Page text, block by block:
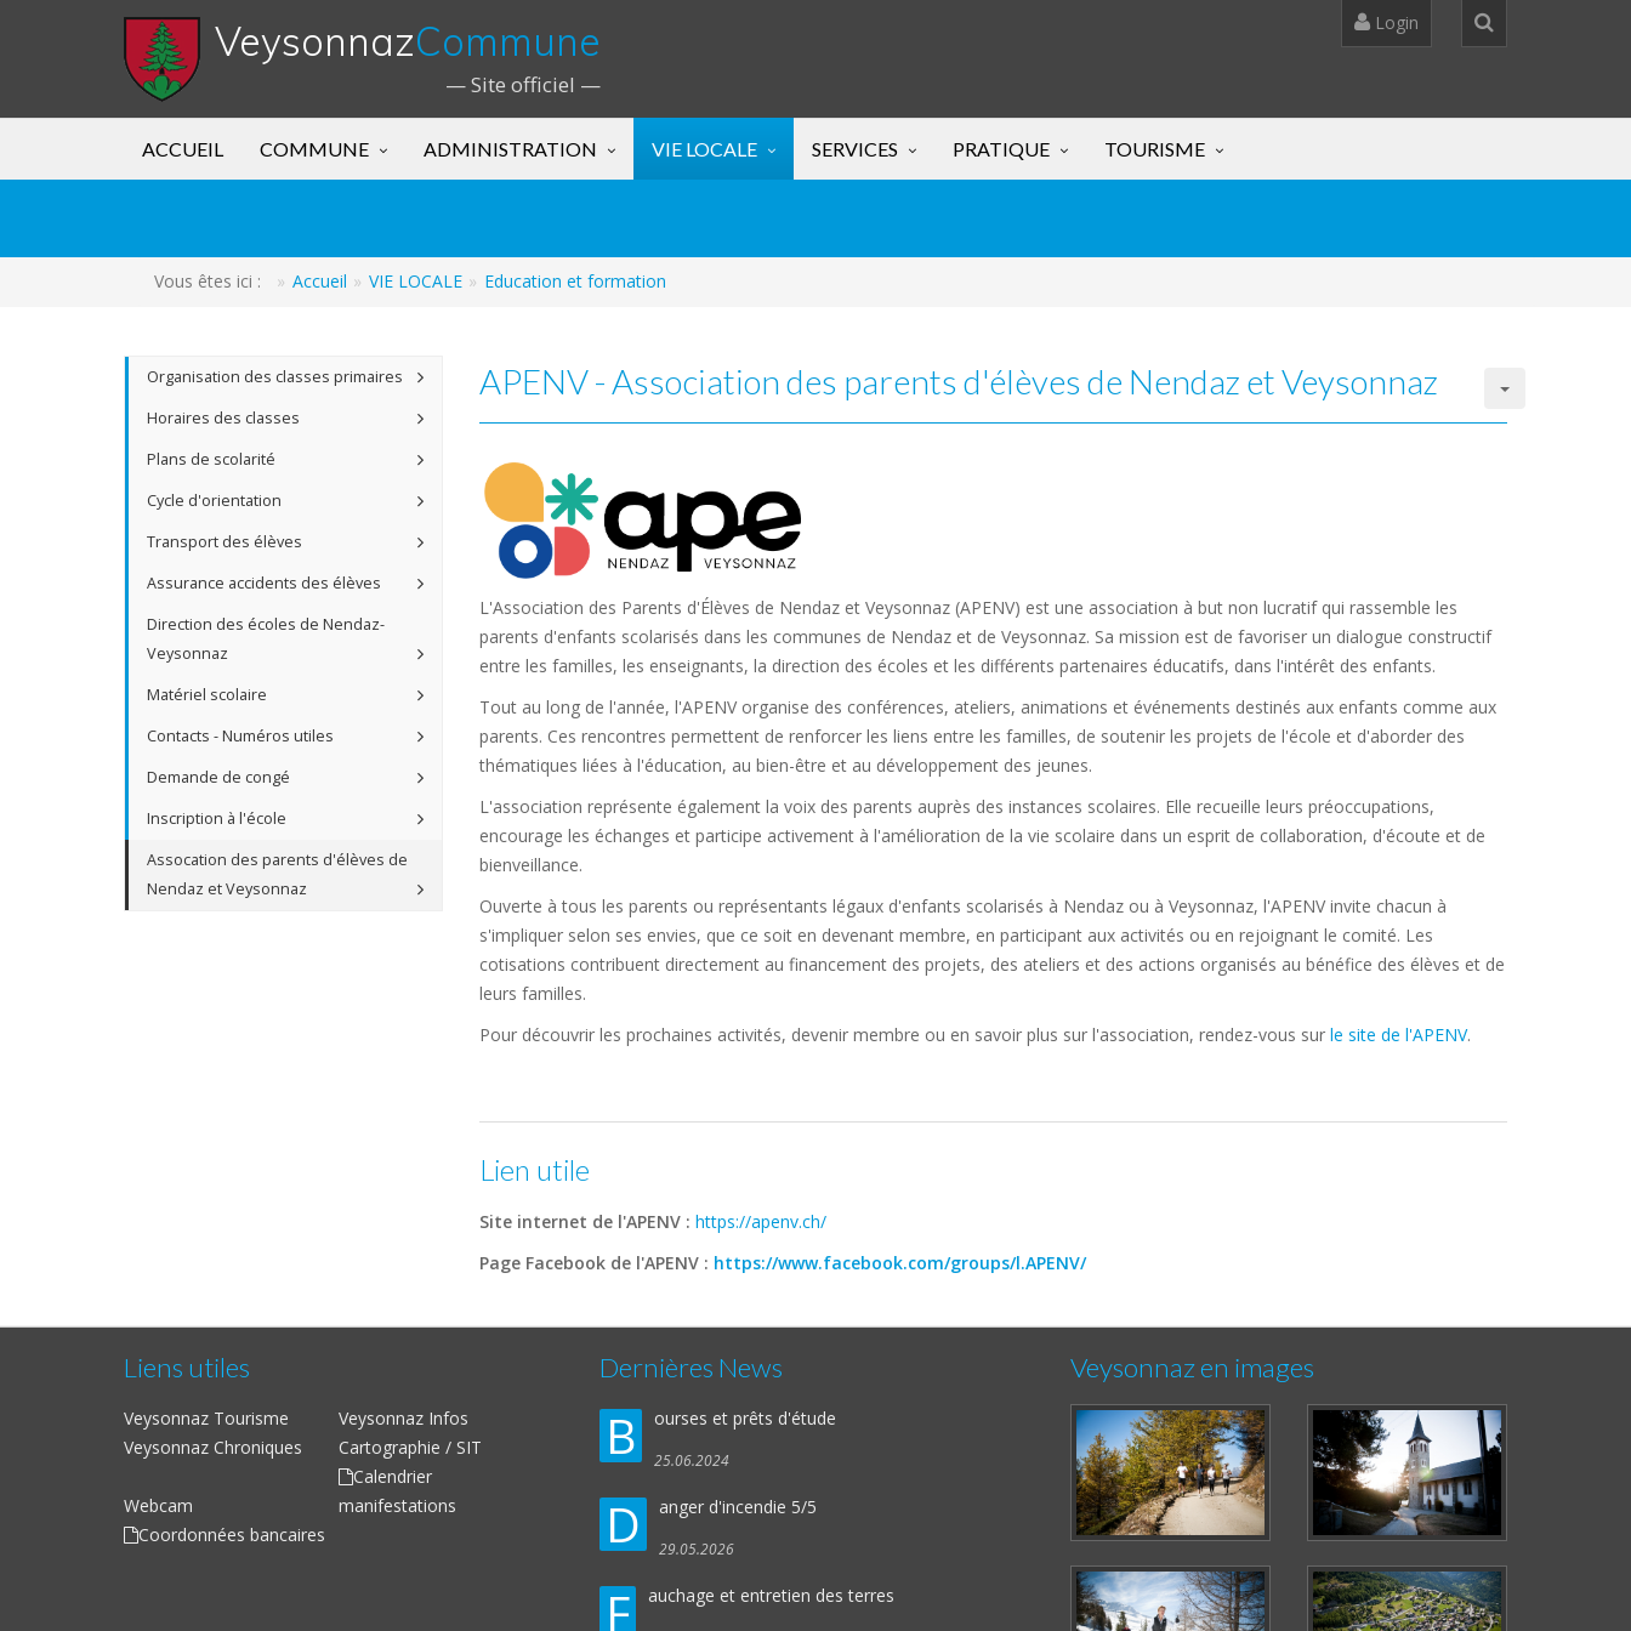
VeysonnazCommune
— Site officiel —
Login
ACCUEIL COMMUNE ADMINISTRATION VIE LOCALE SERVICES PRATIQUE TOURISME
Vous êtes ici : Accueil VIE LOCALE Education et formation
Organisation des classes primaires
Horaires des classes
Plans de scolarité
Cycle d'orientation
Transport des élèves
Assurance accidents des élèves
Direction des écoles de Nendaz-
Veysonnaz
Matériel scolaire
Contacts - Numéros utiles
Demande de congé
Inscription à l'école
Assocation des parents d'élèves de
Nendaz et Veysonnaz
APENV - Association des parents d'élèves de Nendaz et Veysonnaz
L'Association des Parents d'Élèves de Nendaz et Veysonnaz (APENV) est une association à but non lucratif qui rassemble les
parents d'enfants scolarisés dans les communes de Nendaz et de Veysonnaz. Sa mission est de favoriser un dialogue constructif
entre les familles, les enseignants, la direction des écoles et les différents partenaires éducatifs, dans l'intérêt des enfants.
Tout au long de l'année, l'APENV organise des conférences, ateliers, animations et événements destinés aux enfants comme aux
parents. Ces rencontres permettent de renforcer les liens entre les familles, de soutenir les projets de l'école et d'aborder des
thématiques liées à l'éducation, au bien-être et au développement des jeunes.
L'association représente également la voix des parents auprès des instances scolaires. Elle recueille leurs préoccupations,
encourage les échanges et participe activement à l'amélioration de la vie scolaire dans un esprit de collaboration, d'écoute et de
bienveillance.
Ouverte à tous les parents ou représentants légaux d'enfants scolarisés à Nendaz ou à Veysonnaz, l'APENV invite chacun à
s'impliquer selon ses envies, que ce soit en devenant membre, en participant aux activités ou en rejoignant le comité. Les
cotisations contribuent directement au financement des projets, des ateliers et des actions organisés au bénéfice des élèves et de
leurs familles.
Pour découvrir les prochaines activités, devenir membre ou en savoir plus sur l'association, rendez-vous sur le site de l'APENV.
Lien utile
Site internet de l'APENV : https://apenv.ch/
Page Facebook de l'APENV : https://www.facebook.com/groups/l.APENV/
Liens utiles
Veysonnaz Tourisme
Veysonnaz Infos
Veysonnaz Chroniques
Cartographie / SIT
Webcam
Calendrier
manifestations
Coordonnées bancaires
Dernières News
B ourses et prêts d'étude
25.06.2024
D anger d'incendie 5/5
29.05.2026
F auchage et entretien des terres
Veysonnaz en images